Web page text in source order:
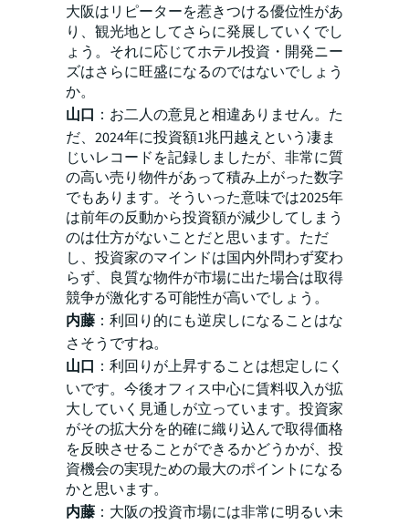
大阪はリピーターを惹きつける優位性があ
り、観光地としてさらに発展していくでし
ょう。それに応じてホテル投資・開発ニー
ズはさらに旺盛になるのではないでしょう
か。
山口 ：お二人の意見と相違ありません。た
だ、2024年に投資額1兆円越えという凄ま
じいレコードを記録しましたが、非常に質
の高い売り物件があって積み上がった数字
でもあります。そういった意味では2025年
は前年の反動から投資額が減少してしまう
のは仕方がないことだと思います。ただ
し、投資家のマインドは国内外問わず変わ
らず、良質な物件が市場に出た場合は取得
競争が激化する可能性が高いでしょう。
内藤 ：利回り的にも逆戻しになることはな
さそうですね。
山口 ：利回りが上昇することは想定しにく
いです。今後オフィス中心に賃料収入が拡
大していく見通しが立っています。投資家
がその拡大分を的確に織り込んで取得価格
を反映させることができるかどうかが、投
資機会の実現ための最大のポイントになる
かと思います。
内藤 ：大阪の投資市場には非常に明るい未